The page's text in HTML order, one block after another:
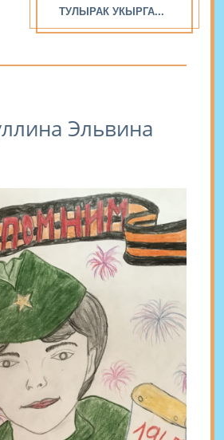
ТУЛЫРАК УКЫРГА...
Эльвина